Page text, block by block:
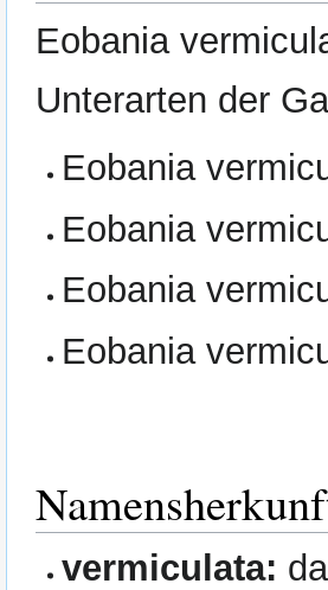
Eobania
Unterarten der
Eobania
Eobania
Eobania
Eobania
vermiculata: